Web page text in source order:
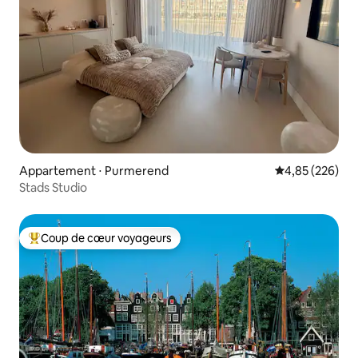
Appartement ⋅ Purmerend Évaluation
4,85 (226)
Stads Studio
Coups de cœur voyageurs les plus appréciés
Coup de cœur voyageurs